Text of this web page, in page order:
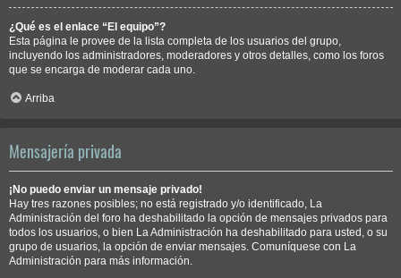
¿Qué es el enlace “El equipo”?
Esta página le provee de la lista completa de los usuarios del grupo,
incluyendo los administradores, moderadores y otros detalles, como los foros
que se encarga de moderar cada uno.
Arriba
Mensajería privada
¡No puedo enviar un mensaje privado!
Hay tres razones posibles; no está registrado y/o identificado, La
Administración del foro ha deshabilitado la opción de mensajes privados para
todos los usuarios, o bien La Administración ha deshabilitado para usted, o su
grupo de usuarios, la opción de enviar mensajes. Comuníquese con La
Administración para más información.